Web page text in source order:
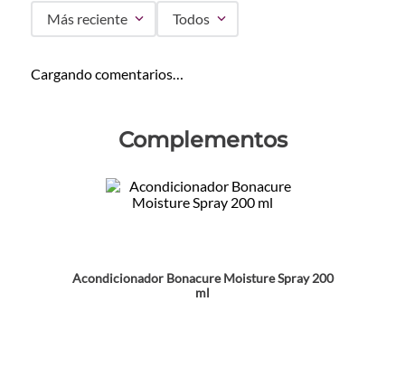
Más reciente Todos
Cargando comentarios…
Complementos
Acondicionador Bonacure Moisture Spray 200
ml